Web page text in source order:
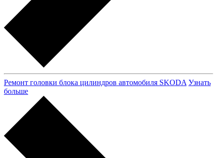
Ремонт головки блока цилиндров автомобиля SKODA Узнать
больше